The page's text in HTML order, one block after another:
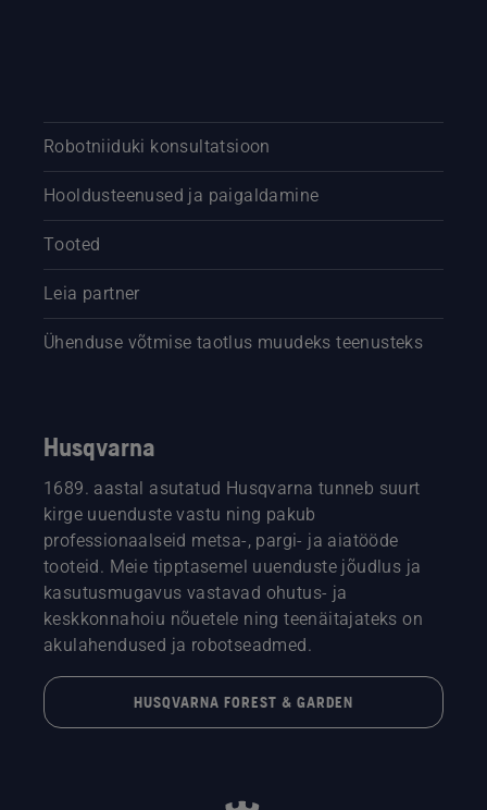
Robotniiduki konsultatsioon
Hooldusteenused ja paigaldamine
Tooted
Leia partner
Ühenduse võtmise taotlus muudeks teenusteks
Husqvarna
1689. aastal asutatud Husqvarna tunneb suurt
kirge uuenduste vastu ning pakub
professionaalseid metsa-, pargi- ja aiatööde
tooteid. Meie tipptasemel uuenduste jõudlus ja
kasutusmugavus vastavad ohutus- ja
keskkonnahoiu nõuetele ning teenäitajateks on
akulahendused ja robotseadmed.
HUSQVARNA FOREST & GARDEN